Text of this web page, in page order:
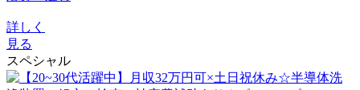
詳しく
見る
スペシャル